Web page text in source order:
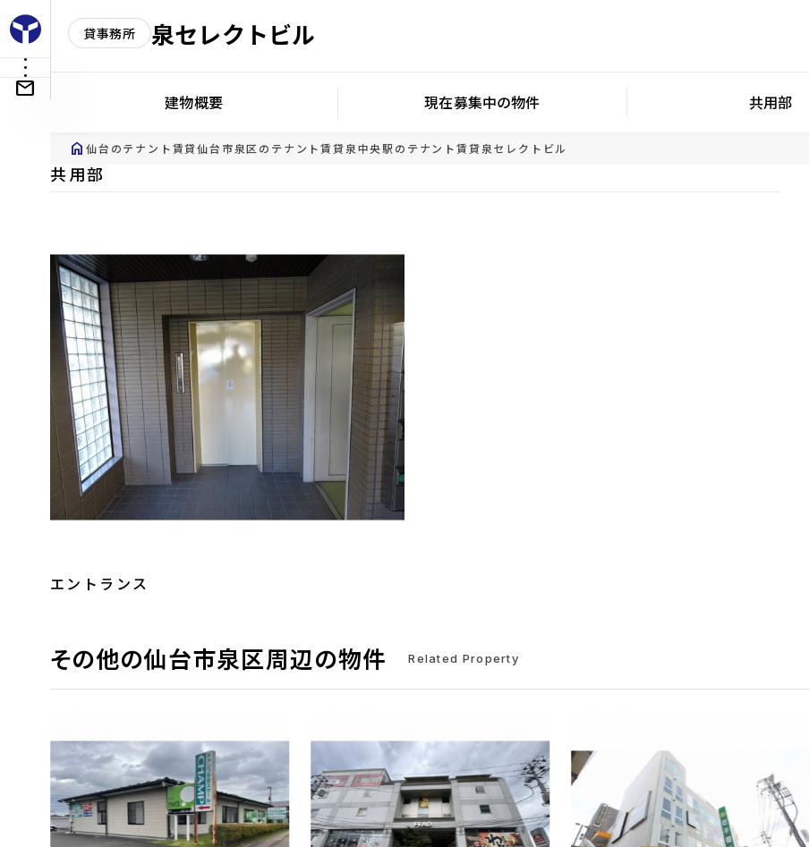
貸事務所 泉セレクトビル
建物概要 現在募集中の物件 共用部
home 仙台のテナント賃貸仙台市泉区のテナント賃貸泉中央駅のテナント賃貸泉セレクトビル
共用部
エントランス
その他の仙台市泉区周辺の物件 Related Property